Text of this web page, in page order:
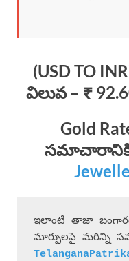
(USD TO
విలువ – ₹
Gold
ఇలాంటి తాజా